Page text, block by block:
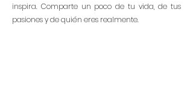
inspira. Comparte un poco de tu vida, de tus
pasiones y de quién eres realmente.